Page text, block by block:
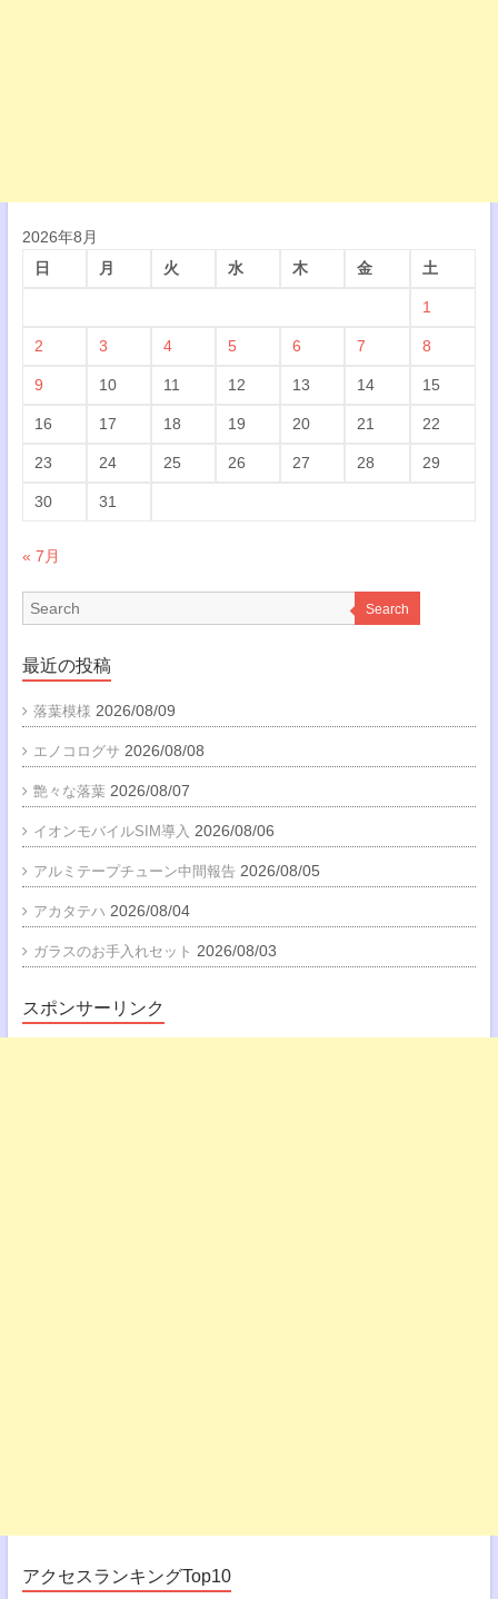
2026年8月
日
月 火 水 木 金 土
1
2 3 4 5 6 7 8
9 10 11 12 13 14 15
16 17 18 19 20 21 22
23 24 25 26 27 28 29
30 31
« 7月
Search
最近の投稿
落葉模様 2026/08/09
エノコログサ 2026/08/08
艶々な落葉 2026/08/07
イオンモバイルSIM導入 2026/08/06
アルミテープチューン中間報告 2026/08/05
アカタテハ 2026/08/04
ガラスのお手入れセット 2026/08/03
スポンサーリンク
アクセスランキングTop10